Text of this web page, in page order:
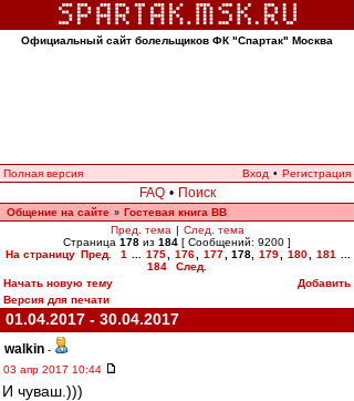
Официальный сайт болельщиков ФК "Спартак" Москва
Полная версия Вход • Регистрация
FAQ • Поиск
Общение на сайте » Гостевая книга ВВ
Пред. тема | След. тема
Страница 178 из 184 [ Сообщений: 9200 ]
На страницу Пред. 1 175 176 177 178, 179 180 181
184
След.
Начать новую тему
Добавить
Версия для печати
01.04.2017 - 30.04.2017
walkin -
03 апр 2017 10:44
И чуваш.)))